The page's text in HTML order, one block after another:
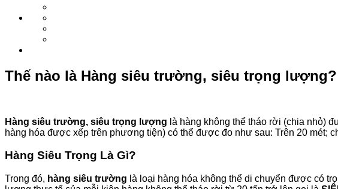
Thế nào là Hàng siêu trường, siêu trọng lượng?
Hàng siêu trường, siêu trọng lượng là hàng không thể tháo rời (chia nhỏ)
hàng hóa được xếp trên phương tiện) có thể được đo như sau: Trên 20 mét;
Hàng Siêu Trọng Là Gì?
Trong đó, hàng siêu trường là loại hàng hóa không thể di chuyển được có